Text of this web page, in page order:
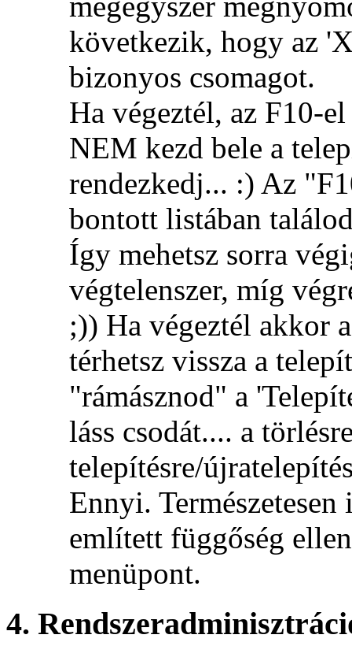
következik, hogy az
bizonyos csomagot.
Ha végeztél, az F10-
NEM kezd bele a
rendezkedj... :) Az
bontott listában
Így mehetsz sorra
végtelenszer, míg
;)) Ha végeztél akkor
térhetsz vissza a
"rámásznod" a
láss csodát.... a
telepítésre/
Ennyi.
említett függőség
menüpont.
4.